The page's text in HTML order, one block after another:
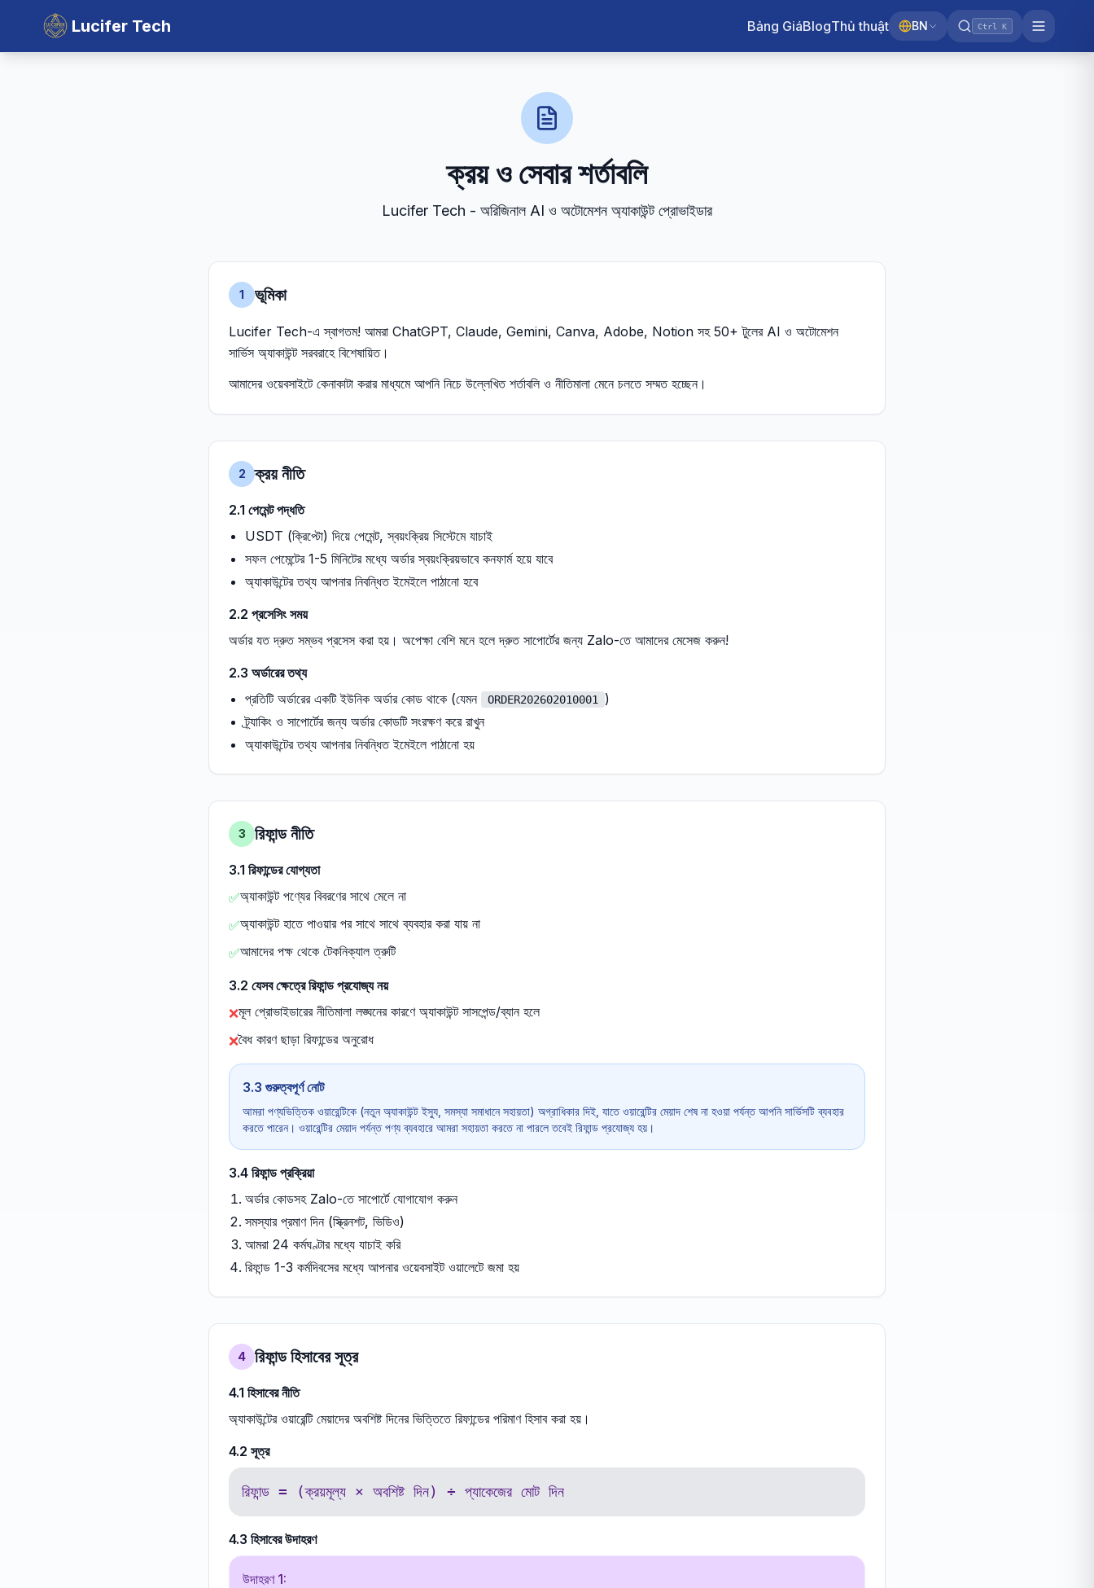
Lucifer Tech Bảng GiáBlogThủ thuật BN Ctrl K
ক্রয় ও সেবার শর্তাবলি
Lucifer Tech - অরিজিনাল AI ও অটোমেশন অ্যাকাউন্ট প্রোভাইডার
1 ভূমিকা
Lucifer Tech-এ স্বাগতম! আমরা ChatGPT, Claude, Gemini, Canva, Adobe, Notion সহ 50+ টুলের AI ও অটোমেশন
সার্ভিস অ্যাকাউন্ট সরবরাহে বিশেষায়িত।
আমাদের ওয়েবসাইটে কেনাকাটা করার মাধ্যমে আপনি নিচে উল্লেখিত শর্তাবলি ও নীতিমালা মেনে চলতে সম্মত হচ্ছেন।
2 ক্রয় নীতি
2.1 পেমেন্ট পদ্ধতি
USDT (ক্রিপ্টো) দিয়ে পেমেন্ট, স্বয়ংক্রিয় সিস্টেমে যাচাই
সফল পেমেন্টের 1-5 মিনিটের মধ্যে অর্ডার স্বয়ংক্রিয়ভাবে কনফার্ম হয়ে যাবে
অ্যাকাউন্টের তথ্য আপনার নিবন্ধিত ইমেইলে পাঠানো হবে
2.2 প্রসেসিং সময়
অর্ডার যত দ্রুত সম্ভব প্রসেস করা হয়। অপেক্ষা বেশি মনে হলে দ্রুত সাপোর্টের জন্য Zalo-তে আমাদের মেসেজ করুন!
2.3 অর্ডারের তথ্য
প্রতিটি অর্ডারের একটি ইউনিক অর্ডার কোড থাকে (যেমন ORDER202602010001
)
ট্র্যাকিং ও সাপোর্টের জন্য অর্ডার কোডটি সংরক্ষণ করে রাখুন
অ্যাকাউন্টের তথ্য আপনার নিবন্ধিত ইমেইলে পাঠানো হয়
3 রিফান্ড নীতি
3.1 রিফান্ডের যোগ্যতা
✅অ্যাকাউন্ট পণ্যের বিবরণের সাথে মেলে না
✅অ্যাকাউন্ট হাতে পাওয়ার পর সাথে সাথে ব্যবহার করা যায় না
✅আমাদের পক্ষ থেকে টেকনিক্যাল ত্রুটি
3.2 যেসব ক্ষেত্রে রিফান্ড প্রযোজ্য নয়
❌মূল প্রোভাইডারের নীতিমালা লঙ্ঘনের কারণে অ্যাকাউন্ট সাসপেন্ড/ব্যান হলে
❌বৈধ কারণ ছাড়া রিফান্ডের অনুরোধ
3.3 গুরুত্বপূর্ণ নোট
আমরা পণ্যভিত্তিক ওয়ারেন্টিকে (নতুন অ্যাকাউন্ট ইস্যু, সমস্যা সমাধানে সহায়তা) অগ্রাধিকার দিই, যাতে ওয়ারেন্টির মেয়াদ শেষ না হওয়া পর্যন্ত আপনি সার্ভিসটি ব্যবহার
করতে পারেন। ওয়ারেন্টির মেয়াদ পর্যন্ত পণ্য ব্যবহারে আমরা সহায়তা করতে না পারলে তবেই রিফান্ড প্রযোজ্য হয়।
3.4 রিফান্ড প্রক্রিয়া
অর্ডার কোডসহ Zalo-তে সাপোর্টে যোগাযোগ করুন
সমস্যার প্রমাণ দিন (স্ক্রিনশট, ভিডিও)
আমরা 24 কর্মঘণ্টার মধ্যে যাচাই করি
রিফান্ড 1-3 কর্মদিবসের মধ্যে আপনার ওয়েবসাইট ওয়ালেটে জমা হয়
4 রিফান্ড হিসাবের সূত্র
4.1 হিসাবের নীতি
অ্যাকাউন্টের ওয়ারেন্টি মেয়াদের অবশিষ্ট দিনের ভিত্তিতে রিফান্ডের পরিমাণ হিসাব করা হয়।
4.2 সূত্র
রিফান্ড = (ক্রয়মূল্য × অবশিষ্ট দিন) ÷ প্যাকেজের মোট দিন
4.3 হিসাবের উদাহরণ
উদাহরণ 1: